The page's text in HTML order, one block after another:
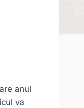
anul
va